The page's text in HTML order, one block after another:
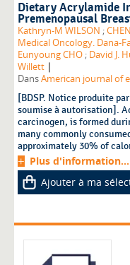
Dietary Acrylamide
Premenopausal
Kathryn-M WILSON ;
Medical Oncology. Dana-
Eunyoung CHO ; David J.
Willett |
DansAmerican journal of
[BDSP. Notice produite
soumise à autorisation].
carcinogen, is formed
many commonly
approximately 30% of
Plus d'information...
Ajouter à ma